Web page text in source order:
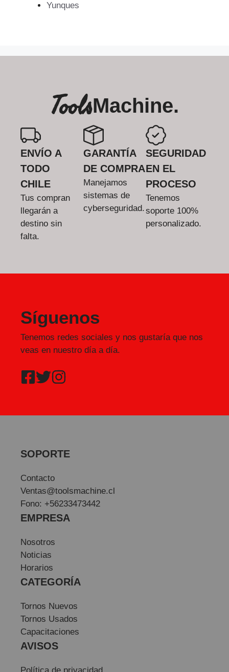
Yunques
ToolsMachine.
ENVÍO A
TODO
CHILE
Tus compran
llegarán a
destino sin
falta.
GARANTÍA
DE COMPRA
Manejamos
sistemas de
cyberseguridad.
SEGURIDAD
EN EL
PROCESO
Tenemos
soporte 100%
personalizado.
Síguenos
Tenemos redes sociales y nos gustaría que nos
veas en nuestro día a día.
SOPORTE
Contacto
Ventas@toolsmachine.cl
Fono: +56233473442
EMPRESA
Nosotros
Noticias
Horarios
CATEGORÍA
Tornos Nuevos
Tornos Usados
Capacitaciones
AVISOS